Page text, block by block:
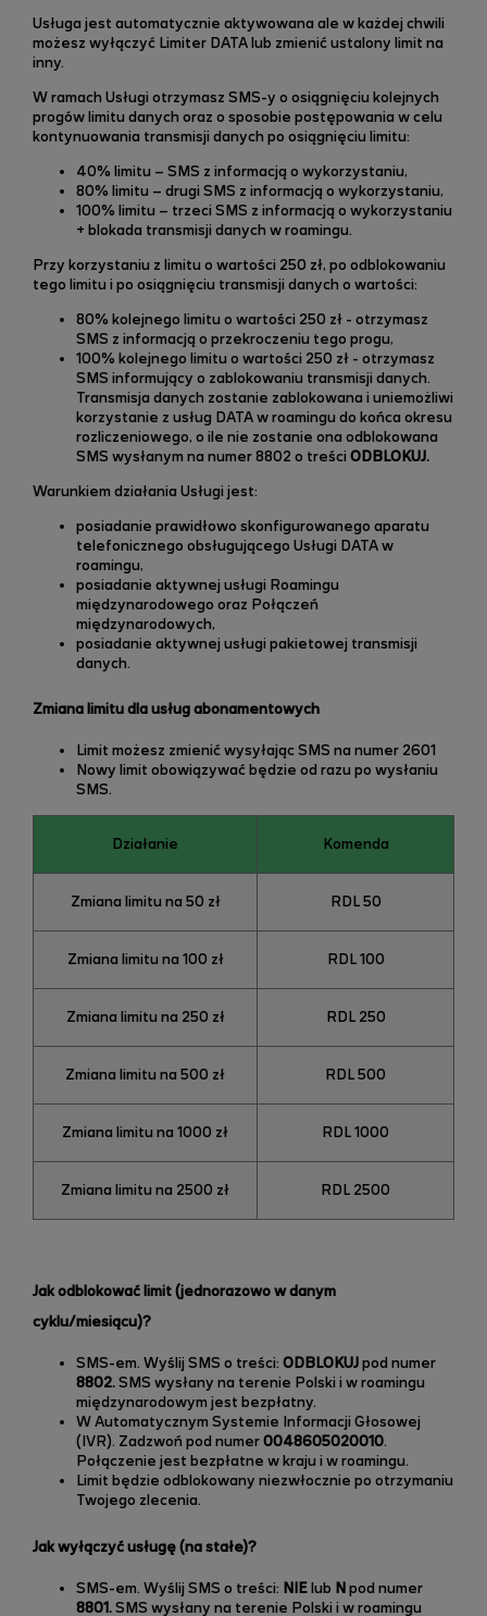
Usługa jest automatycznie aktywowana ale w każdej chwili
możesz wyłączyć Limiter DATA lub zmienić ustalony limit na
inny.
W ramach Usługi otrzymasz SMS-y o osiągnięciu kolejnych
progów limitu danych oraz o sposobie postępowania w celu
kontynuowania transmisji danych po osiągnięciu limitu:
40% limitu – SMS z informacją o wykorzystaniu,
80% limitu – drugi SMS z informacją o wykorzystaniu,
100% limitu – trzeci SMS z informacją o wykorzystaniu
+ blokada transmisji danych w roamingu.
Przy korzystaniu z limitu o wartości 250 zł, po odblokowaniu
tego limitu i po osiągnięciu transmisji danych o wartości:
80% kolejnego limitu o wartości 250 zł - otrzymasz
SMS z informacją o przekroczeniu tego progu,
100% kolejnego limitu o wartości 250 zł - otrzymasz
SMS informujący o zablokowaniu transmisji danych.
Transmisja danych zostanie zablokowana i uniemożliwi
korzystanie z usług DATA w roamingu do końca okresu
rozliczeniowego, o ile nie zostanie ona odblokowana
SMS wysłanym na numer 8802 o treści ODBLOKUJ.
Warunkiem działania Usługi jest:
posiadanie prawidłowo skonfigurowanego aparatu
telefonicznego obsługującego Usługi DATA w
roamingu,
posiadanie aktywnej usługi Roamingu
międzynarodowego oraz Połączeń
międzynarodowych,
posiadanie aktywnej usługi pakietowej transmisji
danych.
Zmiana limitu dla usług abonamentowych
Limit możesz zmienić wysyłając SMS na numer 2601
Nowy limit obowiązywać będzie od razu po wysłaniu
SMS.
Działanie Komenda
Zmiana limitu na 50 zł RDL 50
Zmiana limitu na 100 zł RDL 100
Zmiana limitu na 250 zł RDL 250
Zmiana limitu na 500 zł RDL 500
Zmiana limitu na 1000 zł RDL 1000
Zmiana limitu na 2500 zł RDL 2500
Jak odblokować limit (jednorazowo w danym
cyklu/miesiącu)?
SMS-em. Wyślij SMS o treści: ODBLOKUJpod numer
8802.SMS wysłany na terenie Polski i w roamingu
międzynarodowym jest bezpłatny.
W Automatycznym Systemie Informacji Głosowej
(IVR). Zadzwoń pod numer0048605020010.
Połączenie jest bezpłatne w kraju i w roamingu.
Limit będzie odblokowany niezwłocznie po otrzymaniu
Twojego zlecenia.
Jak wyłączyć usługę (na stałe)?
SMS-em. Wyślij SMS o treści: NIElub Npod numer
8801.SMS wysłany na terenie Polski i w roamingu